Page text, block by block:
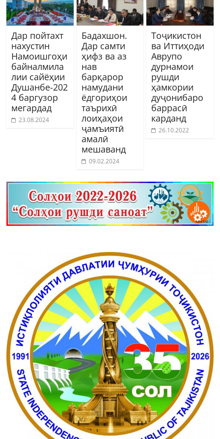
Дар пойтахт
нахустин
Намоишгоҳи
байналмила
лии сайёҳии
Душанбе-202
4 баргузор
мегардад
23.08.2024
Бадахшон.
Дар самти
ҳифз ва аз
нав
барқарор
намудани
ёдгориҳои
таърихӣ
лоиҳаҳои
ҷамъиятӣ
амалӣ
мешаванд
09.02.2024
Тоҷикистон
ва Иттиҳоди
Аврупо
дурнамои
рушди
ҳамкории
дуҷонибаро
баррасӣ
карданд
26.10.2022